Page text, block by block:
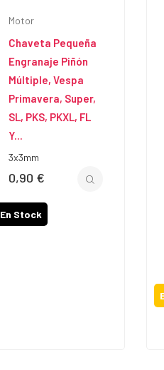
Motor
Chaveta Pequeña
Engranaje Piñón
Múltiple, Vespa
Primavera, Super,
SL, PKS, PKXL, FL
Y...
3x3mm
Precio
0,90 €
En Stock